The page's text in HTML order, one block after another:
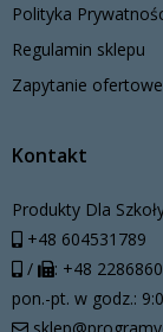
Polityka
Regulamin sklepu
Zapytanie ofertowe
Kontakt
Produkty Dla
+48 604531789
/
: +48
pon.-pt. w godz.: